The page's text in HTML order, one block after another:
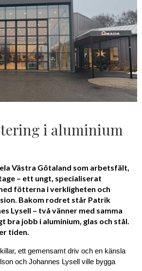
i aluminium
Västra Götaland som arbetsfält,
– ett ungt, specialiserat
fötterna i verkligheten och
Bakom rodret står Patrik
Lysell – två vänner med samma
jobb i aluminium, glas och stål.
tiden.
ett gemensamt driv och en känsla
och Johannes Lysell ville bygga